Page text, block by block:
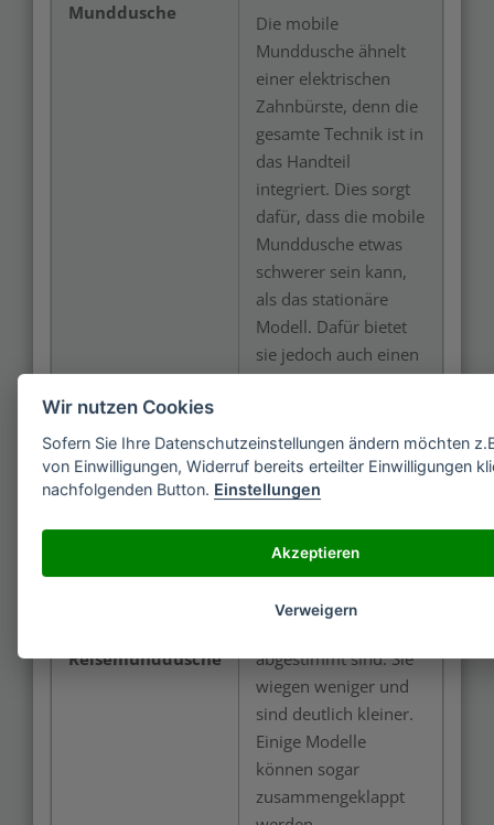
Munddusche
Die mobile
Munddusche ähnelt
einer elektrischen
Zahnbürste, denn die
gesamte Technik ist in
das Handteil
integriert. Dies sorgt
dafür, dass die mobile
Munddusche etwas
schwerer sein kann,
als das stationäre
Modell. Dafür bietet
sie jedoch auch einen
Reisemunddusche
Reisemundduschen
mobile Mundduschen,
da sie auf die
speziellen Bedürfnisse
abgestimmt sind. Sie
wiegen weniger und
sind deutlich kleiner.
Einige Modelle
können sogar
zusammengeklappt
Wir nutzen Cookies
Sofern Sie Ihre Datenschutzeinstellungen ändern möchten
von Einwilligungen, Widerruf bereits erteilter Einwilligungen
nachfolgenden Button. Einstellungen
Akzeptieren
Verweigern